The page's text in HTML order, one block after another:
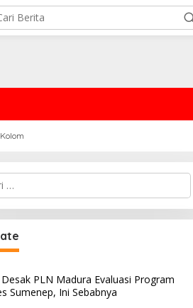
Kolom
Sampang Dukung
Kaum LGBT
PLN Madura Evaluasi Program
Sumenep, Ini Sebabnya